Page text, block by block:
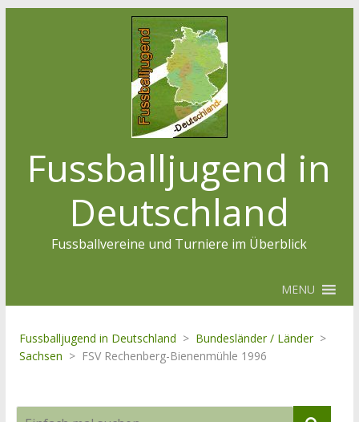
Fussballjugend in
Deutschland
Fussballvereine und Turniere im Überblick
MENU
Fussballjugend in Deutschland > Bundesländer / Länder >
Sachsen > FSV Rechenberg-Bienenmühle 1996